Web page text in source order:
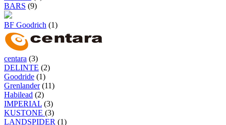
BARS (9)
BF Goodrich (1)
centara (3)
DELINTE (2)
Goodride (1)
Grenlander (11)
Habilead (2)
IMPERIAL (3)
KUSTONE (3)
LANDSPIDER (1)